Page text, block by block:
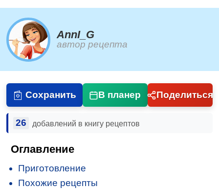
AnnI_G
автор рецепта
Сохранить В планер Поделиться
26 добавлений в книгу рецептов
Оглавление
Приготовление
Похожие рецепты